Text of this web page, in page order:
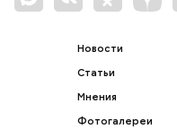
Новости
Статьи
Мнения
Фотогалереи